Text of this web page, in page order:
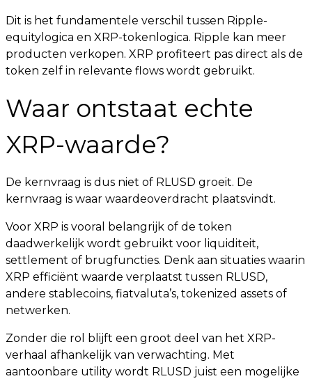
Dit is het fundamentele verschil tussen Ripple-
equitylogica en XRP-tokenlogica. Ripple kan meer
producten verkopen. XRP profiteert pas direct als de
token zelf in relevante flows wordt gebruikt.
Waar ontstaat echte
XRP-waarde?
De kernvraag is dus niet of RLUSD groeit. De
kernvraag is waar waardeoverdracht plaatsvindt.
Voor XRP is vooral belangrijk of de token
daadwerkelijk wordt gebruikt voor liquiditeit,
settlement of brugfuncties. Denk aan situaties waarin
XRP efficiënt waarde verplaatst tussen RLUSD,
andere stablecoins, fiatvaluta’s, tokenized assets of
netwerken.
Zonder die rol blijft een groot deel van het XRP-
verhaal afhankelijk van verwachting. Met
aantoonbare utility wordt RLUSD juist een mogelijke